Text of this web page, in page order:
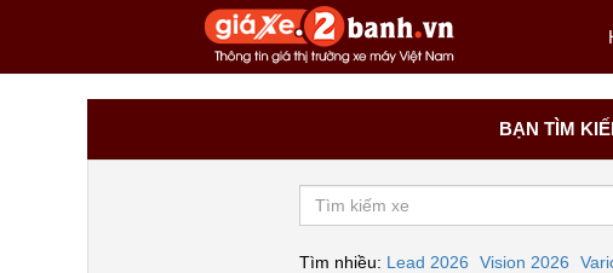
BẠN TÌM
Tìm nhiều: Lead 2026 Vision 2026